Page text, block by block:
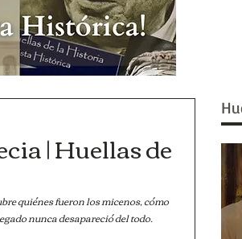
| Huellas de
quiénes fueron los micenos, cómo
nunca desapareció del todo.